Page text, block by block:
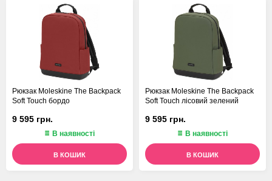
Рюкзак Moleskine The Backpack
Soft Touch бордо
9 595 грн.
В наявності
В КОШИК
Рюкзак Moleskine The Backpack
Soft Touch лісовий зелений
9 595 грн.
В наявності
В КОШИК